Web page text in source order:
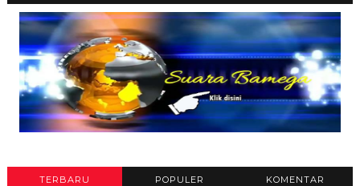
TERBARU POPULER KOMENTAR